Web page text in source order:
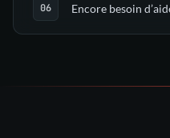
guides dédiés
automatiques
Encore besoin